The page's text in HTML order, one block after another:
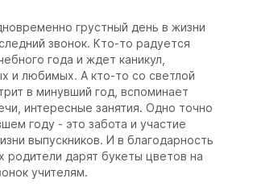
грустный день в жизни
звонок. Кто-то радуется
года и ждет каникул,
и любимых. А кто-то со светлой
в минувший год, вспоминает
интересные занятия. Одно точно
году - это забота и участие
выпускников. И в благодарность
родители дарят букеты цветов на
учителям.